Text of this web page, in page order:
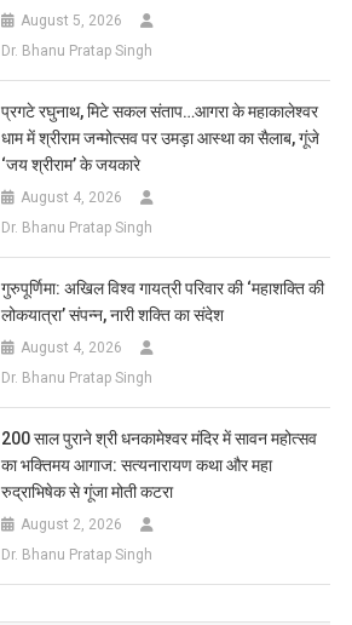
August 5, 2026
Dr. Bhanu Pratap Singh
प्रगटे रघुनाथ, मिटे सकल संताप…आगरा के महाकालेश्वर
धाम में श्रीराम जन्मोत्सव पर उमड़ा आस्था का सैलाब, गूंजे
‘जय श्रीराम’ के जयकारे
August 4, 2026
Dr. Bhanu Pratap Singh
गुरुपूर्णिमा: अखिल विश्व गायत्री परिवार की ‘महाशक्ति की
लोकयात्रा’ संपन्न, नारी शक्ति का संदेश
August 4, 2026
Dr. Bhanu Pratap Singh
200 साल पुराने श्री धनकामेश्वर मंदिर में सावन महोत्सव
का भक्तिमय आगाज: सत्यनारायण कथा और महा
रुद्राभिषेक से गूंजा मोती कटरा
August 2, 2026
Dr. Bhanu Pratap Singh